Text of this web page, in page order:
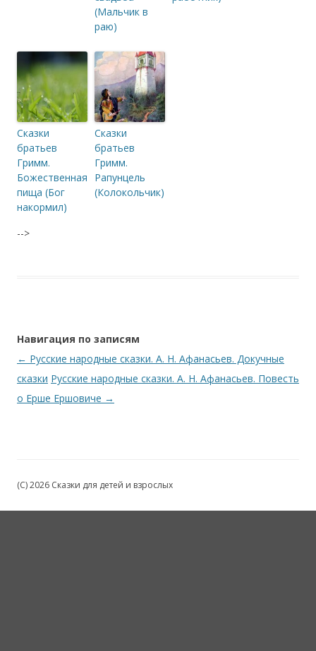
(Мальчик в
раю)
Сказки
братьев
Гримм.
Божественная
пища (Бог
накормил)
Сказки
братьев
Гримм.
Рапунцель
(Колокольчик)
-->
Навигация по записям
← Русские народные сказки. А. Н. Афанасьев. Докучные
сказки Русские народные сказки. А. Н. Афанасьев. Повесть
о Ерше Ершовиче →
(C) 2026 Сказки для детей и взрослых